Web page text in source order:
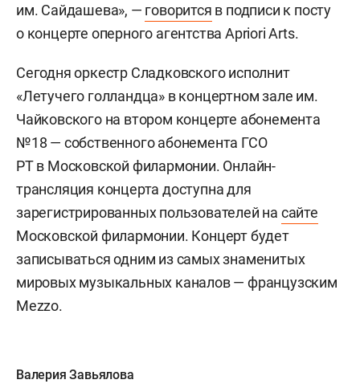
им. Сайдашева», — говорится в подписи к посту
о концерте оперного агентства Apriori Arts.
Сегодня оркестр Сладковского исполнит
«Летучего голландца» в концертном зале им.
Чайковского на втором концерте абонемента
№18 — собственного абонемента ГСО
РТ в Московской филармонии. Онлайн-
трансляция концерта доступна для
зарегистрированных пользователей на сайте
Московской филармонии. Концерт будет
записываться одним из самых знаменитых
мировых музыкальных каналов — французским
Mezzo.
Валерия Завьялова